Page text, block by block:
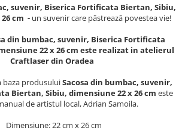
(Muzeul
Napoca
Sibiu
Istorie a
din lemn
suvenir, Biserica Fortificata Biertan, Sibiu,
cm - un suvenir care păstrează povestea vie!
din bumbac, suvenir, Biserica Fortificata
22 x 26 cm este realizat in atelierul
Craftlaser din Oradea
baza produsuluiSacosa din bumbac, suvenir,
Biertan, Sibiu, dimensiune 22 x 26 cm este
de artistul local, Adrian Samoila.
Dimensiune: 22 cm x 26 cm